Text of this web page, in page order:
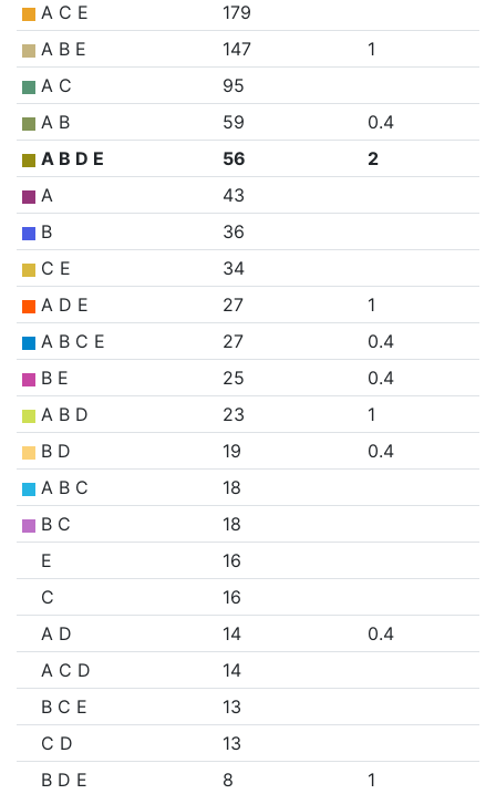
A C E
179
A B E
147
1
A C
95
A B
59
0.4
A B D E
56
2
A
43
B
36
C E
34
A D E
27
1
A B C E
27
0.4
B E
25
0.4
A B D
23
1
B D
19
0.4
A B C
18
B C
18
E
16
C
16
A D
14
0.4
A C D
14
B C E
13
C D
13
B D E
8
1